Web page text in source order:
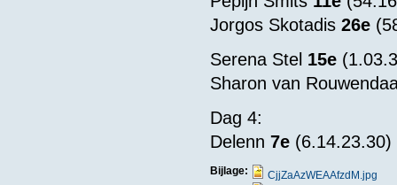
Jorgos Skotadis 26e
Serena Stel 15e
Sharon van
Dag 4:
Delenn 7e
Bijlage:
CjjZaAzWEAAfzdM.jpg